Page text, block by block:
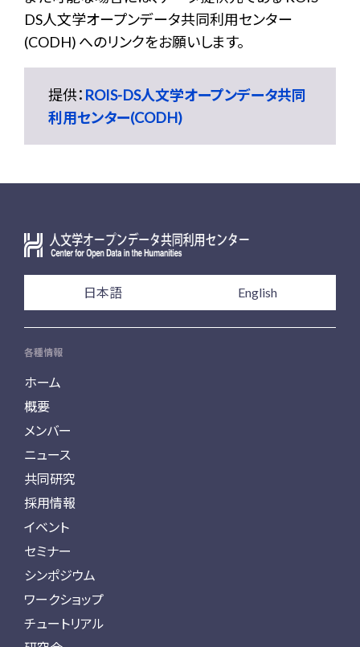
DS人文学オープンデータ共同利用センター
(CODH) へのリンクをお願いします。
提供： ROIS-DS人文学オープンデータ共同
利用センター(CODH)
日本語 English
各種情報
ホーム
概要
メンバー
ニュース
共同研究
採用情報
イベント
セミナー
シンポジウム
ワークショップ
チュートリアル